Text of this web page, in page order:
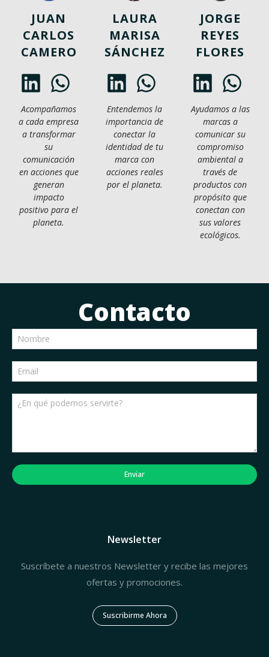
JUAN
CARLOS
CAMERO
Acompañamos
a cada empresa
a transformar
su
comunicación
en acciones que
generan
impacto
positivo para el
planeta.
LAURA
MARISA
SÁNCHEZ
Entendemos la
importancia de
conectar la
identidad de tu
marca con
acciones reales
por el planeta.
JORGE
REYES
FLORES
Ayudamos a las
marcas a
comunicar su
compromiso
ambiental a
través de
productos con
propósito que
conectan con
sus valores
ecológicos.
Contacto
Enviar
Newsletter
Suscríbete a nuestros Newsletter y recibe las mejores
ofertas y promociones.
Suscribirme Ahora